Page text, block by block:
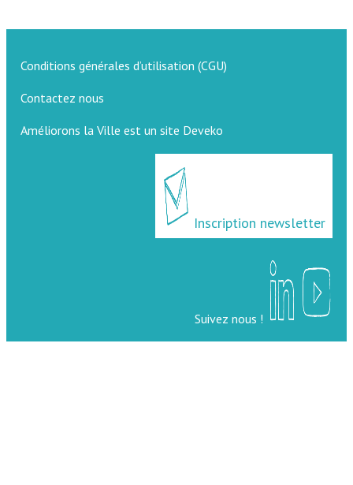
Conditions générales d’utilisation (CGU)
Contactez nous
Améliorons la Ville est un site Deveko
Inscription newsletter
Suivez nous !